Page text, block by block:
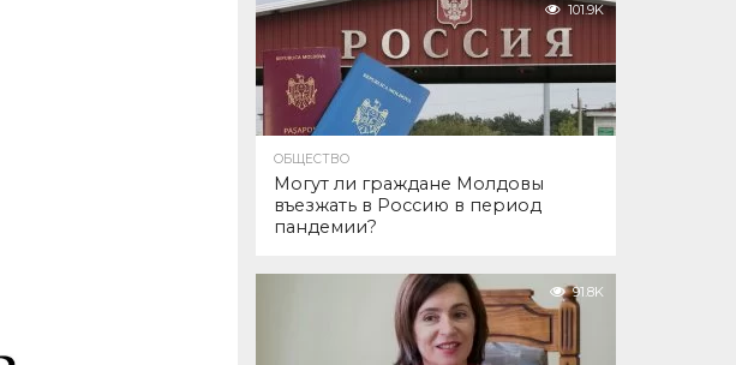
101.9K
ОБЩЕСТВО
Могут ли граждане Молдовы
въезжать в Россию в период
пандемии?
91.8K